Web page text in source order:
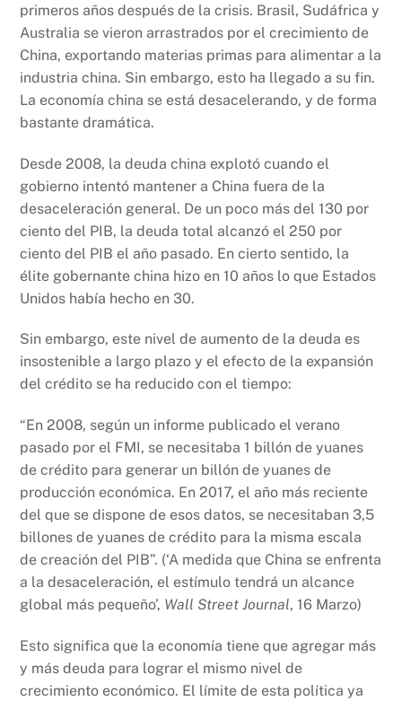
primeros años después de la crisis. Brasil, Sudáfrica y
Australia se vieron arrastrados por el crecimiento de
China, exportando materias primas para alimentar a la
industria china. Sin embargo, esto ha llegado a su fin.
La economía china se está desacelerando, y de forma
bastante dramática.
Desde 2008, la deuda china explotó cuando el
gobierno intentó mantener a China fuera de la
desaceleración general. De un poco más del 130 por
ciento del PIB, la deuda total alcanzó el 250 por
ciento del PIB el año pasado. En cierto sentido, la
élite gobernante china hizo en 10 años lo que Estados
Unidos había hecho en 30.
Sin embargo, este nivel de aumento de la deuda es
insostenible a largo plazo y el efecto de la expansión
del crédito se ha reducido con el tiempo:
“En 2008, según un informe publicado el verano
pasado por el FMI, se necesitaba 1 billón de yuanes
de crédito para generar un billón de yuanes de
producción económica. En 2017, el año más reciente
del que se dispone de esos datos, se necesitaban 3,5
billones de yuanes de crédito para la misma escala
de creación del PIB”. (‘A medida que China se enfrenta
a la desaceleración, el estímulo tendrá un alcance
global más pequeño’, Wall Street Journal, 16 Marzo)
Esto significa que la economía tiene que agregar más
y más deuda para lograr el mismo nivel de
crecimiento económico. El límite de esta política ya